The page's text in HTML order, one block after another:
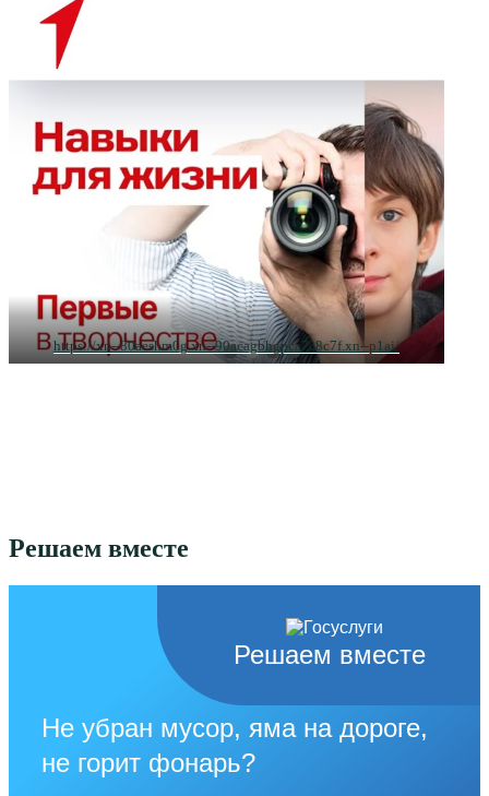
https://xn--80aeshm0g.xn--90acagbhgpca7c8c7f.xn--p1ai/
Решаем вместе
Решаем вместе
Не убран мусор, яма на дороге,
не горит фонарь?